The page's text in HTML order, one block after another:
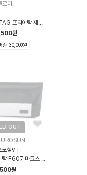
로이
프라이탁 제이
메신저백 F40
원
송 30,000원
OUT
할인]
탁 F607 마크스 화
원